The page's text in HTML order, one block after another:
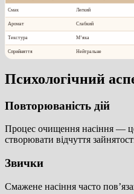
Смак Легкий
Аромат Слабкий
Текстура М’яка
Сприйняття Нейтральне
Психологічний
Повторюваність дій
Процес очищення насіння —
створювати відчуття
Звички
Смажене насіння часто